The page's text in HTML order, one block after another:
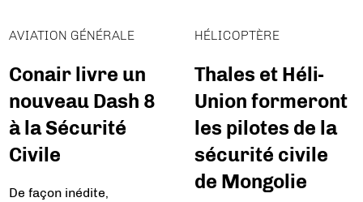
AVIATION GÉNÉRALE
Conair livre un
nouveau Dash 8
à la Sécurité
Civile
De façon inédite,
HÉLICOPTÈRE
Thales et Héli-
Union formeront
les pilotes de la
sécurité civile
de Mongolie